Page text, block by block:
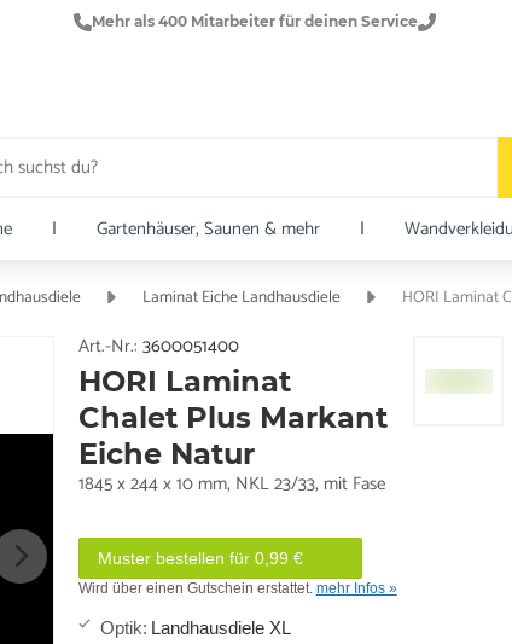
Mehr als 400 Mitarbeiter für deinen Service
| Gartenhäuser, Saunen & mehr |
Laminat Eiche Landhausdiele HORI Laminat
Art.-Nr.: 3600051400
HORI Laminat
Chalet Plus Markant
Eiche Natur
1845 x 244 x 10 mm, NKL 23/33, mit Fase
Muster bestellen für 0,99 €
Wird über einen Gutschein erstattet. mehr Infos »
Optik: Landhausdiele XL